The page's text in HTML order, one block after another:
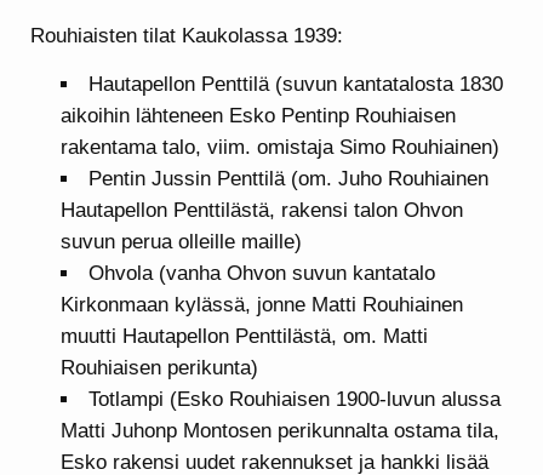
Rouhiaisten tilat Kaukolassa 1939:
Hautapellon Penttilä (suvun kantatalosta 1830
aikoihin lähteneen Esko Pentinp Rouhiaisen
rakentama talo, viim. omistaja Simo Rouhiainen)
Pentin Jussin Penttilä (om. Juho Rouhiainen
Hautapellon Penttilästä, rakensi talon Ohvon
suvun perua olleille maille)
Ohvola (vanha Ohvon suvun kantatalo
Kirkonmaan kylässä, jonne Matti Rouhiainen
muutti Hautapellon Penttilästä, om. Matti
Rouhiaisen perikunta)
Totlampi (Esko Rouhiaisen 1900-luvun alussa
Matti Juhonp Montosen perikunnalta ostama tila,
Esko rakensi uudet rakennukset ja hankki lisää